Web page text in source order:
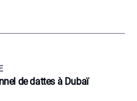
de dattes à Dubaï